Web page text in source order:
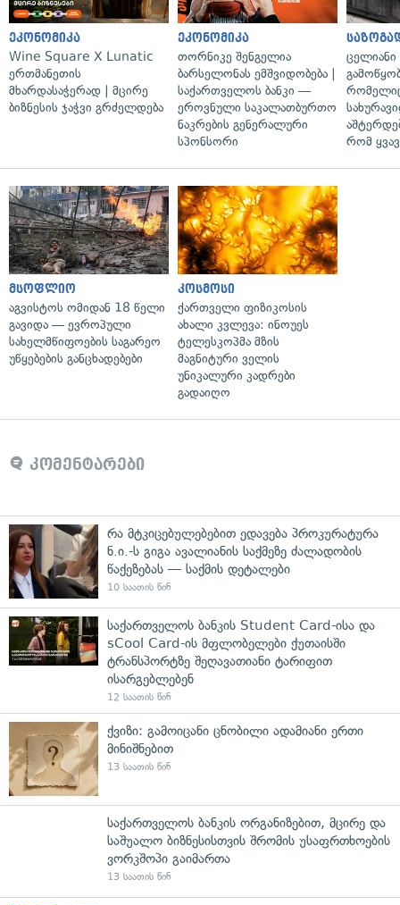
ეკონომიკა
Wine Square X Lunatic
ერთმანეთის
მხარდასაჭერად | მცირე
ბიზნესის ჯაჭვი გრძელდება
ეკონომიკა
თორნიკე შენგელია
ბარსელონას ემშვიდობება |
საქართველოს ბანკი —
ეროვნული საკალათბურთო
ნაკრების გენერალური
სპონსორი
რომელიც
რომ
მსოფლიო
აგვისტოს ომიდან 18 წელი
გავიდა — ევროპული
სახელმწიფოების საგარეო
უწყებების განცხადებები
კოსმოსი
ქართველი ფიზიკოსის
ახალი კვლევა: ინოუეს
ტელესკოპმა მზის
მაგნიტური ველის
უნიკალური კადრები
გადაიღო
კომენტარები
რა მტკიცებულებებით ედავება პროკურატურა
ნ.ი.-ს გიგა ავალიანის საქმეზე ძალადობის
წაქეზებას — საქმის დეტალები
10 საათის წინ
საქართველოს ბანკის Student Card-ისა და
sCool Card-ის მფლობელები ქუთაისში
ტრანსპორტზე შეღავათიანი ტარიფით
ისარგებლებენ
12 საათის წინ
ქვიზი: გამოიცანი ცნობილი ადამიანი ერთი
მინიშნებით
13 საათის წინ
საქართველოს ბანკის ორგანიზებით, მცირე და
საშუალო ბიზნესისთვის შრომის უსაფრთხოების
ვორკშოპი გაიმართა
13 საათის წინ